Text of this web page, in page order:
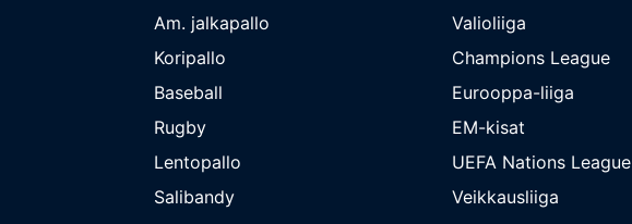
Am. jalkapallo
Koripallo
Baseball
Rugby
Lentopallo
Salibandy
Valioliiga
Champions League
Eurooppa-liiga
EM-kisat
UEFA Nations League
Veikkausliiga